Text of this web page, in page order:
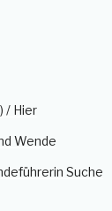
/ Hier
Wende
Suche